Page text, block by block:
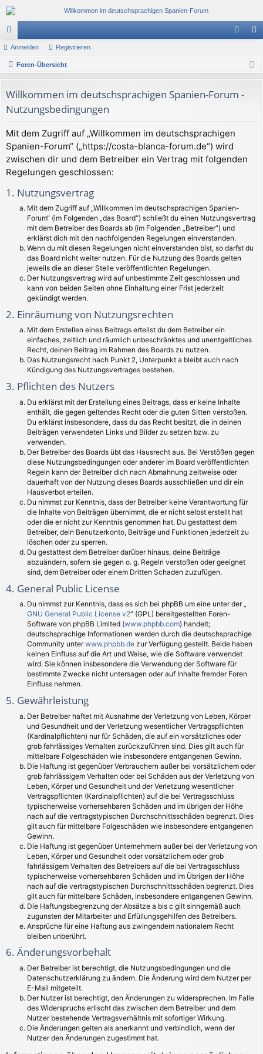
or
en
de
ist
Anmelden Registrieren
Foren-Übersicht
Willkommen im deutschsprachigen Spanien-Forum -
Nutzungsbedingungen
Mit dem Zugriff auf „Willkommen im deutschsprachigen
Spanien-Forum“ („https://costa-blanca-forum.de“) wird
zwischen dir und dem Betreiber ein Vertrag mit folgenden
Regelungen geschlossen:
1. Nutzungsvertrag
Mit dem Zugriff auf „Willkommen im deutschsprachigen Spanien-
Forum“ (im Folgenden „das Board“) schließt du einen Nutzungsvertrag
mit dem Betreiber des Boards ab (im Folgenden „Betreiber“) und
erklärst dich mit den nachfolgenden Regelungen einverstanden.
Wenn du mit diesen Regelungen nicht einverstanden bist, so darfst du
das Board nicht weiter nutzen. Für die Nutzung des Boards gelten
jeweils die an dieser Stelle veröffentlichten Regelungen.
Der Nutzungsvertrag wird auf unbestimmte Zeit geschlossen und
kann von beiden Seiten ohne Einhaltung einer Frist jederzeit
gekündigt werden.
2. Einräumung von Nutzungsrechten
Mit dem Erstellen eines Beitrags erteilst du dem Betreiber ein
einfaches, zeitlich und räumlich unbeschränktes und unentgeltliches
Recht, deinen Beitrag im Rahmen des Boards zu nutzen.
Das Nutzungsrecht nach Punkt 2, Unterpunkt a bleibt auch nach
Kündigung des Nutzungsvertrages bestehen.
3. Pflichten des Nutzers
Du erklärst mit der Erstellung eines Beitrags, dass er keine Inhalte
enthält, die gegen geltendes Recht oder die guten Sitten verstoßen.
Du erklärst insbesondere, dass du das Recht besitzt, die in deinen
Beiträgen verwendeten Links und Bilder zu setzen bzw. zu
verwenden.
Der Betreiber des Boards übt das Hausrecht aus. Bei Verstößen gegen
diese Nutzungsbedingungen oder anderer im Board veröffentlichten
Regeln kann der Betreiber dich nach Abmahnung zeitweise oder
dauerhaft von der Nutzung dieses Boards ausschließen und dir ein
Hausverbot erteilen.
Du nimmst zur Kenntnis, dass der Betreiber keine Verantwortung für
die Inhalte von Beiträgen übernimmt, die er nicht selbst erstellt hat
oder die er nicht zur Kenntnis genommen hat. Du gestattest dem
Betreiber, dein Benutzerkonto, Beiträge und Funktionen jederzeit zu
löschen oder zu sperren.
Du gestattest dem Betreiber darüber hinaus, deine Beiträge
abzuändern, sofern sie gegen o. g. Regeln verstoßen oder geeignet
sind, dem Betreiber oder einem Dritten Schaden zuzufügen.
4. General Public License
Du nimmst zur Kenntnis, dass es sich bei phpBB um eine unter der „
GNU General Public License v2“ (GPL) bereitgestellten Foren-
Software von phpBB Limited (www.phpbb.com) handelt;
deutschsprachige Informationen werden durch die deutschsprachige
Community unterwww.phpbb.de zur Verfügung gestellt. Beide haben
keinen Einfluss auf die Art und Weise, wie die Software verwendet
wird. Sie können insbesondere die Verwendung der Software für
bestimmte Zwecke nicht untersagen oder auf Inhalte fremder Foren
Einfluss nehmen.
5. Gewährleistung
Der Betreiber haftet mit Ausnahme der Verletzung von Leben, Körper
und Gesundheit und der Verletzung wesentlicher Vertragspflichten
(Kardinalpflichten) nur für Schäden, die auf ein vorsätzliches oder
grob fahrlässiges Verhalten zurückzuführen sind. Dies gilt auch für
mittelbare Folgeschäden wie insbesondere entgangenen Gewinn.
Die Haftung ist gegenüber Verbrauchern außer bei vorsätzlichem oder
grob fahrlässigem Verhalten oder bei Schäden aus der Verletzung von
Leben, Körper und Gesundheit und der Verletzung wesentlicher
Vertragspflichten (Kardinalpflichten) auf die bei Vertragsschluss
typischerweise vorhersehbaren Schäden und im übrigen der Höhe
nach auf die vertragstypischen Durchschnittsschäden begrenzt. Dies
gilt auch für mittelbare Folgeschäden wie insbesondere entgangenen
Gewinn.
Die Haftung ist gegenüber Unternehmern außer bei der Verletzung von
Leben, Körper und Gesundheit oder vorsätzlichem oder grob
fahrlässigem Verhalten des Betreibers auf die bei Vertragsschluss
typischerweise vorhersehbaren Schäden und im Übrigen der Höhe
nach auf die vertragstypischen Durchschnittsschäden begrenzt. Dies
gilt auch für mittelbare Schäden, insbesondere entgangenen Gewinn.
Die Haftungsbegrenzung der Absätze a bis c gilt sinngemäß auch
zugunsten der Mitarbeiter und Erfüllungsgehilfen des Betreibers.
Ansprüche für eine Haftung aus zwingendem nationalem Recht
bleiben unberührt.
6. Änderungsvorbehalt
Der Betreiber ist berechtigt, die Nutzungsbedingungen und die
Datenschutzerklärung zu ändern. Die Änderung wird dem Nutzer per
E-Mail mitgeteilt.
Der Nutzer ist berechtigt, den Änderungen zu widersprechen. Im Falle
des Widerspruchs erlischt das zwischen dem Betreiber und dem
Nutzer bestehende Vertragsverhältnis mit sofortiger Wirkung.
Die Änderungen gelten als anerkannt und verbindlich, wenn der
Nutzer den Änderungen zugestimmt hat.